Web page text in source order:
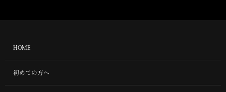
HOME
初めての方へ